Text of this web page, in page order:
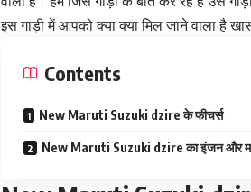
इस गाड़ी में आपको क्या क्या मिल जाने वाला है
Contents
New Maruti Suzuki dzire के फीचर्स
New Maruti Suzuki dzire का इंजन और